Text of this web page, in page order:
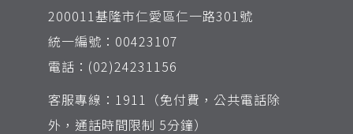
200011基隆市仁愛區仁一路301號
統一編號：00423107
電話：(02)24231156
客服專線：1911（免付費，公共電話除
外，通話時間限制 5分鐘）